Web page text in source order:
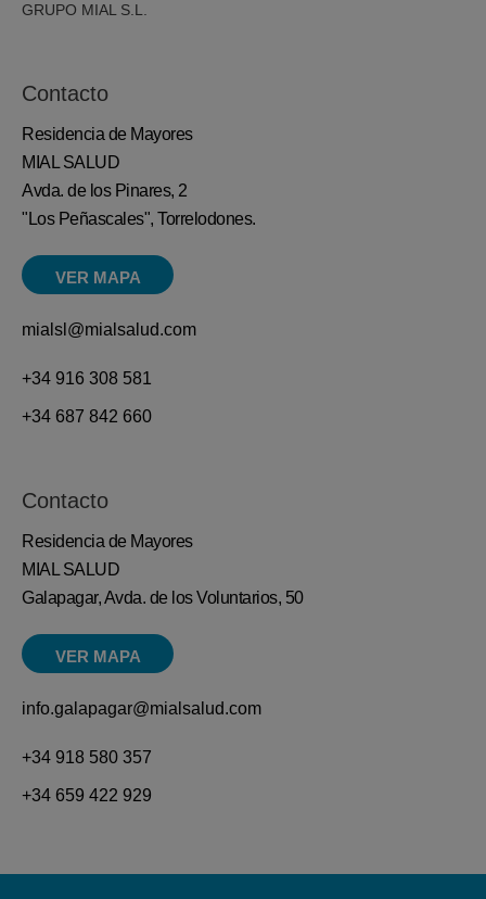
GRUPO MIAL S.L.
Contacto
Residencia de Mayores
MIAL SALUD
Avda. de los Pinares, 2
"Los Peñascales", Torrelodones.
VER MAPA
mialsl@mialsalud.com
+34 916 308 581
+34 687 842 660
Contacto
Residencia de Mayores
MIAL SALUD
Galapagar, Avda. de los Voluntarios, 50
VER MAPA
info.galapagar@mialsalud.com
+34 918 580 357
+34 659 422 929